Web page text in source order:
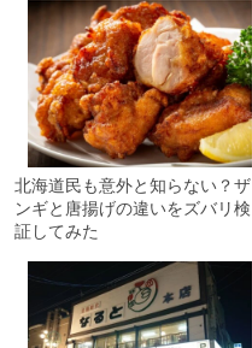
北海道民も意外と知らない？ザ
ンギと唐揚げの違いをズバリ検
証してみた